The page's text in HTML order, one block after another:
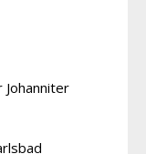
Johanniter